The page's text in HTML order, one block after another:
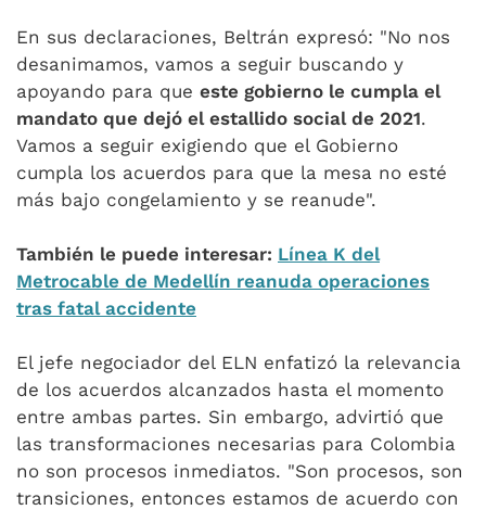
En sus declaraciones, Beltrán expresó: "No nos
desanimamos, vamos a seguir buscando y
apoyando para que este gobierno le cumpla el
mandato que dejó el estallido social de 2021.
Vamos a seguir exigiendo que el Gobierno
cumpla los acuerdos para que la mesa no esté
más bajo congelamiento y se reanude".
También le puede interesar: Línea K del
Metrocable de Medellín reanuda operaciones
tras fatal accidente
El jefe negociador del ELN enfatizó la relevancia
de los acuerdos alcanzados hasta el momento
entre ambas partes. Sin embargo, advirtió que
las transformaciones necesarias para Colombia
no son procesos inmediatos. "Son procesos, son
transiciones, entonces estamos de acuerdo con